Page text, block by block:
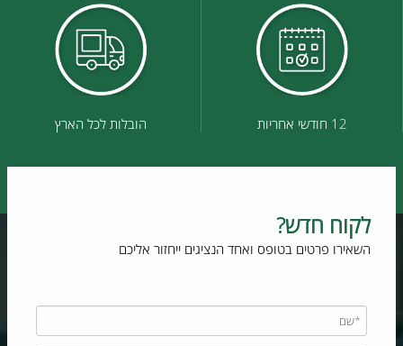
12 חודשי אחריות הובלות לכל הארץ
לקוח חדש?
השאירו פרטים בטופס ואחד הנציגים ייחזור אליכם